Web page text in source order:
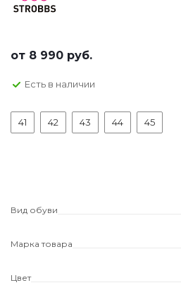
от 8 990 руб.
Есть в наличии
41 42 43 44 45
Вид обуви
Марка товара
Цвет